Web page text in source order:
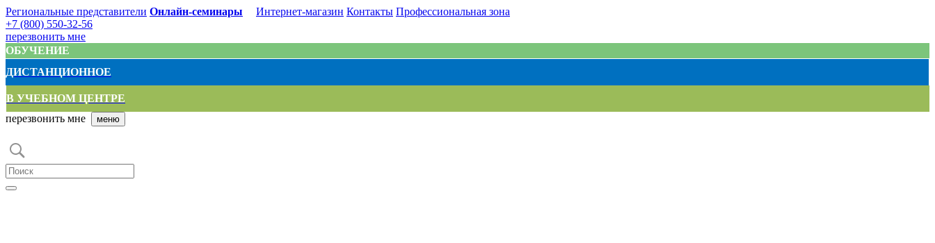
Региональные представители Онлайн-семинары Интернет-магазин Контакты Профессиональная зона
+7 (800) 550-32-56
перезвонить мне
ОБУЧЕНИЕ
ДИСТАНЦИОННОЕ
В УЧЕБНОМ ЦЕНТРЕ
перезвонить мне
меню